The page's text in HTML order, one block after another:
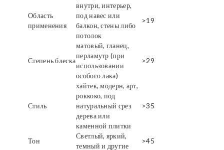
Область
применения
внутри, интерьер,
под навес или
балкон, стены либо
потолок
>19
Степень блеска
матовый, гланец,
перламутр (при
использовании
особого лака)
>29
Стиль
хайтек, модерн, арт,
роккоко, под
натуральный срез
дерева или
каменной плитки
>35
Тон
Светлый, яркий,
темный и другие
>45